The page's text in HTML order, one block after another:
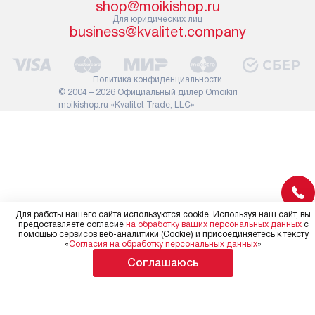
сотрудники транспортной
службы не имеют права
демонтировать дверцы, ручки
или другие выступающие
элементы, так как это может
повлиять на гарантийное
обслуживание в будущем.
требуется
shop@moikishop.ru
Для юридических лиц
business@kvalitet.company
© 2004 – 2026 Официальный дилер Omoikiri
moikishop.ru «Kvalitet Trade, LLC»
Политика конфиденциальности
Для работы нашего сайта используются cookie. Используя наш сайт, вы
предоставляете согласие на обработку ваших персональных данныхс
помощью сервисов веб-аналитики (Cookie) и присоединяетесь к тексту
«Согласия на обработку персональных данных»
Соглашаюсь